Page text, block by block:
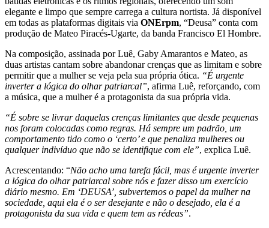
elegante e limpo que sempre carrega a cultura nortista. Já disponível
em todas as plataformas digitais via ONErpm, “Deusa” conta com
produção de Mateo Piracés-Ugarte, da banda Francisco El Hombre.
Na composição, assinada por Luê, Gaby Amarantos e Mateo, as
duas artistas cantam sobre abandonar crenças que as limitam e sobre
permitir que a mulher se veja pela sua própria ótica. “É urgente
inverter a lógica do olhar patriarcal”, afirma Luê, reforçando, com
a música, que a mulher é a protagonista da sua própria vida.
“É sobre se livrar daquelas crenças limitantes que desde pequenas
nos foram colocadas como regras. Há sempre um padrão, um
comportamento tido como o ‘certo’ e que penaliza mulheres ou
qualquer indivíduo que não se identifique com ele”, explica Luê.
Acrescentando: “Não acho uma tarefa fácil, mas é urgente inverter
a lógica do olhar patriarcal sobre nós e fazer disso um exercício
diário mesmo. Em ‘DEUSA’, subvertemos o papel da mulher na
sociedade, aqui ela é o ser desejante e não o desejado, ela é a
protagonista da sua vida e quem tem as rédeas”.